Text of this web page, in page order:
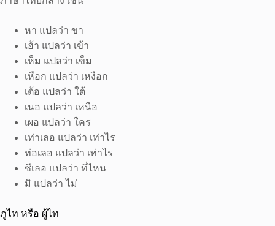
หา แปลว่า ขา
เฮ้า แปลว่า เข้า
เห็ม แปลว่า เข็ม
เหือก แปลว่า เหงือก
เต้อ แปลว่า ใต้
เนอ แปลว่า เหนือ
เผอ แปลว่า ใคร
เท่าเลอ แปลว่า เท่าไร
ท่อเลอ แปลว่า เท่าไร
ซีเลอ แปลว่า ที่ไหน
มิ แปลว่า ไม่
ภูไท หรือ ผู้ไท